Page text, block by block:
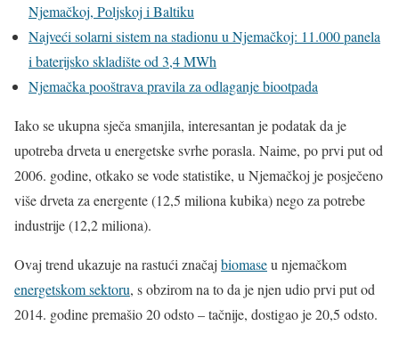
Njemačkoj, Poljskoj i Baltiku
Najveći solarni sistem na stadionu u Njemačkoj: 11.000 panela
i baterijsko skladište od 3,4 MWh
Njemačka pooštrava pravila za odlaganje biootpada
Iako se ukupna sječa smanjila, interesantan je podatak da je
upotreba drveta u energetske svrhe porasla. Naime, po prvi put od
2006. godine, otkako se vode statistike, u Njemačkoj je posječeno
više drveta za energente (12,5 miliona kubika) nego za potrebe
industrije (12,2 miliona).
Ovaj trend ukazuje na rastući značaj biomaseu njemačkom
energetskom sektoru, s obzirom na to da je njen udio prvi put od
2014. godine premašio 20 odsto – tačnije, dostigao je 20,5 odsto.